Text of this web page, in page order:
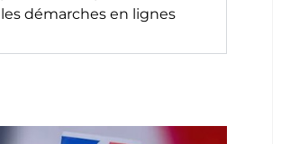
démarches en lignes